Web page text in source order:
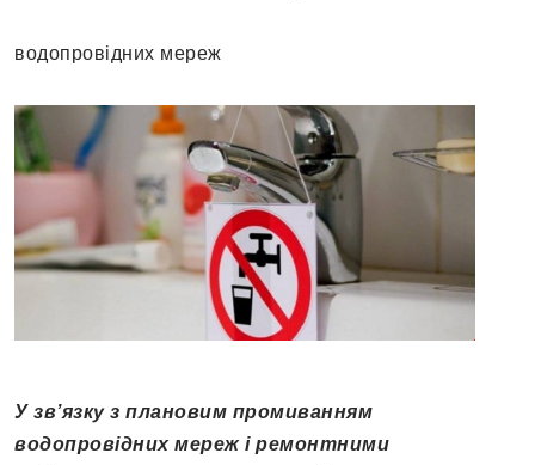
водопровідних мереж
У зв’язку з плановим промиванням
водопровідних мереж і ремонтними